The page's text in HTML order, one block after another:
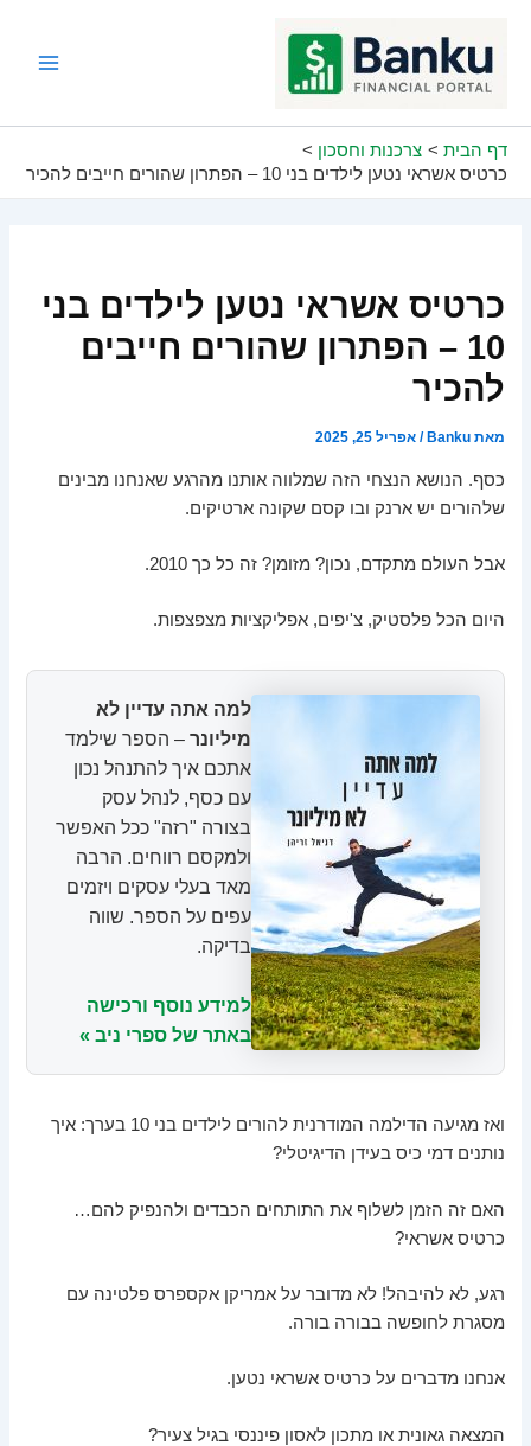
דף הבית
צרכנות וחסכון
כרטיס אשראי נטען לילדים בני 10 – הפתרון שהורים חייבים להכיר
כרטיס אשראי נטען לילדים בני
10 – הפתרון שהורים חייבים
להכיר
מאתBanku
/אפריל 25, 2025
כסף. הנושא הנצחי הזה שמלווה אותנו מהרגע שאנחנו מבינים
שלהורים יש ארנק ובו קסם שקונה ארטיקים.
אבל העולם מתקדם, נכון? מזומן? זה כל כך 2010.
היום הכל פלסטיק, צ'יפים, אפליקציות מצפצפות.
למה אתה עדיין לא
מיליונר – הספר שילמד
אתכם איך להתנהל נכון
עם כסף, לנהל עסק
בצורה "רזה" ככל האפשר
ולמקסם רווחים. הרבה
מאד בעלי עסקים ויזמים
עפים על הספר. שווה
בדיקה.
למידע נוסף ורכישה
באתר של ספרי ניב »
ואז מגיעה הדילמה המודרנית להורים לילדים בני 10 בערך: איך
נותנים דמי כיס בעידן הדיגיטלי?
האם זה הזמן לשלוף את התותחים הכבדים ולהנפיק להם…
כרטיס אשראי?
רגע, לא להיבהל! לא מדובר על אמריקן אקספרס פלטינה עם
מסגרת לחופשה בבורה בורה.
אנחנו מדברים על כרטיס אשראי נטען.
המצאה גאונית או מתכון לאסון פיננסי בגיל צעיר?